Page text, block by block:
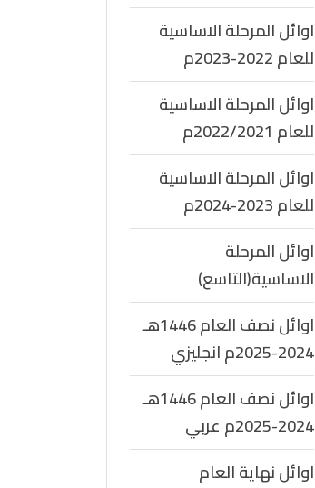
اوائل المرحلة الاساسية
للعام 2022-2023م
اوائل المرحلة الاساسية
للعام 2022/2021م
اوائل المرحلة الاساسية
للعام 2023-2024م
اوائل المرحلة
الاساسية(التاسع)
اوائل نصف العام 1446هـ
2024-2025م انجليزي
اوائل نصف العام 1446هـ
2024-2025م عربي
اوائل نهاية العام